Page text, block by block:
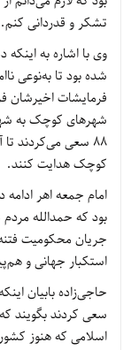
تشکر و قدردانی کنم.
وی با اشاره به
شده بود تا به‌نوعی
فرمایشات اخیرشان
شهرهای کوچک به
88 سعی می‌کردند
کوچک هدایت کنند.
امام جمعه اهر
بود که حمدالله
جریان محکومیت
استکبار جهانی و
حاجی‌زاده بابیان
سعی کردند بگویند
اسلامی که هنوز